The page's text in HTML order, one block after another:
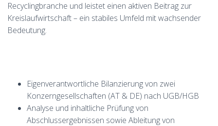
Recyclingbranche und leistet einen aktiven Beitrag zur
Kreislaufwirtschaft – ein stabiles Umfeld mit wachsender
Bedeutung.
Eigenverantwortliche Bilanzierung von zwei
Konzerngesellschaften (AT & DE) nach UGB/HGB
Analyse und inhaltliche Prüfung von
Abschlussergebnissen sowie Ableitung von